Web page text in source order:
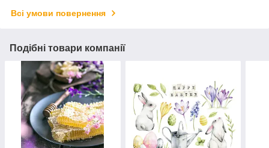
Всі умови повернення
Подібні товари компанії